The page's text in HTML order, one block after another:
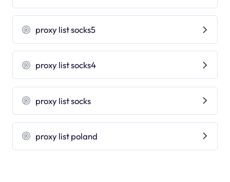
proxy list socks5
proxy list socks4
proxy list socks
proxy list poland